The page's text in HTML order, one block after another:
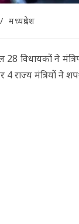
/ मध्यप्रदेश
विधायकों ने
4 राज्य मंत्रियों ने